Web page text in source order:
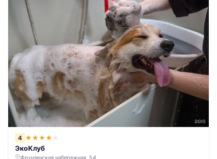
4 ★★★★ ★
ЭкоКлуб
Фрунзенская набережная, 54